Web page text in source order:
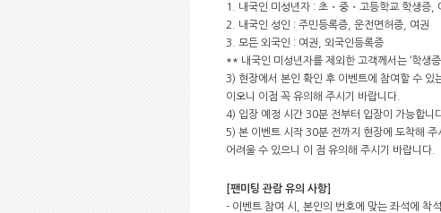
1. 내국인 미성년자 : 초・중・고등학교 학생증,
2. 내국인 성인 : 주민등록증, 운전면허증, 여권
3. 모든 외국인 : 여권, 외국인등록증
** 내국인 미성년자를 제외한 고객께서는 ‘학생
3) 현장에서 본인 확인 후 이벤트에 참여할 수
이오니 이점 꼭 유의해 주시기 바랍니다.
4) 입장 예정 시간 30분 전부터 입장이 가능합니
5) 본 이벤트 시작 30분 전까지 현장에 도착해
어려울 수 있으니 이 점 유의해 주시기 바랍니다.
[팬미팅 관람 유의 사항]
- 이벤트 참여 시, 본인의 번호에 맞는 좌석에 착